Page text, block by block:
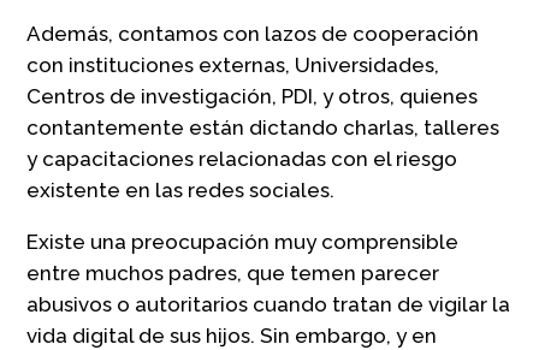
Además, contamos con lazos de cooperación
con instituciones externas, Universidades,
Centros de investigación, PDI, y otros, quienes
contantemente están dictando charlas, talleres
y capacitaciones relacionadas con el riesgo
existente en las redes sociales.
Existe una preocupación muy comprensible
entre muchos padres, que temen parecer
abusivos o autoritarios cuando tratan de vigilar la
vida digital de sus hijos. Sin embargo, y en